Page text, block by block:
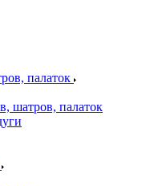
палаток
шатров, палаток